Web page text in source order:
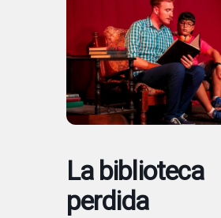
La biblioteca
perdida